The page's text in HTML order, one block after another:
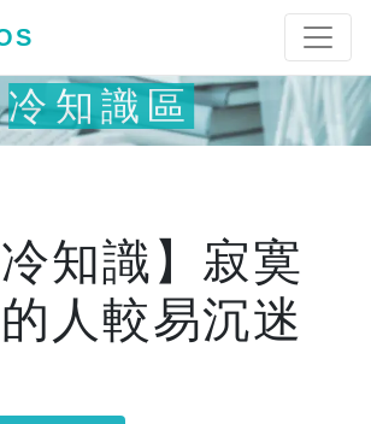
冷知識區
冷知識】寂寞
人較易沉迷